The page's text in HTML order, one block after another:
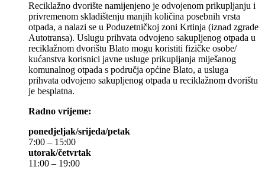
Reciklažno dvorište namijenjeno je odvojenom prikupljanju i
privremenom skladištenju manjih količina posebnih vrsta
otpada, a nalazi se u Poduzetničkoj zoni Krtinja (iznad zgrade
Autotransa). Uslugu prihvata odvojeno sakupljenog otpada u
reciklažnom dvorištu Blato mogu koristiti fizičke osobe/
kućanstva korisnici javne usluge prikupljanja miješanog
komunalnog otpada s područja općine Blato, a usluga
prihvata odvojeno sakupljenog otpada u reciklažnom dvorištu
je besplatna.
Radno vrijeme:
ponedjeljak/srijeda/petak
7:00 – 15:00
utorak/četvrtak
11:00 – 19:00